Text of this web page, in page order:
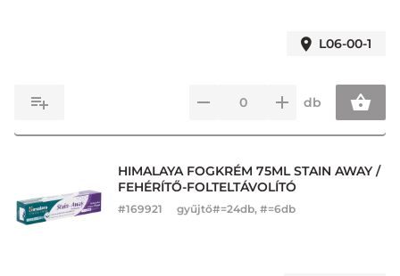
L06-00-1
db
HIMALAYA FOGKRÉM 75ML STAIN AWAY /
FEHÉRÍTŐ-FOLTELTÁVOLÍTÓ
#169921 gyűjtő#=24db, #=6db